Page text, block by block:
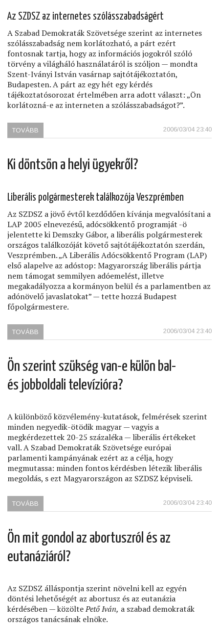
Az SZDSZ az internetes szólásszabadságért
A Szabad Demokraták Szövetsége szerint az internetes
szólásszabadság nem korlátozható, a párt ezért
fontosnak tartja, hogy az információs jogokról szóló
törvény a világháló használatáról is szóljon — mondta
Szent-Iványi István vasárnap sajtótájékoztatón,
Budapesten. A párt az egy hét egy kérdés
tájékoztatósorozat értelmében arra adott választ: „Ön
korlátozná-e az interneten a szólásszabadságot?”.
2006/03/04 23:40
TOVÁBB
KORLÁTOZNÁ-
INTERNETEN
Ki döntsön a helyi ügyekről?
Liberális polgármesterek találkozója Veszprémben
Az SZDSZ a jövő évtől kezdődően kívánja megvalósítani a
LAP 2005 elnevezésű, adócsökkentő programját -ö
jelentette ki Demszky Gábor, a liberális polgármesterek
országos találkozóját követő sajtótájékoztatón szerdán,
Veszprémben. „A Liberális Adócsökkentő Program (LAP)
első alapelve az adóstop: Magyarország liberális pártja
nem támogat semmilyen adóemelést, illetve
megakadályozza a kormányon belül és a parlamentben az
adónövelő javaslatokat” — tette hozzá Budapest
főpolgármestere.
2006/03/04 23:40
TOVÁBB
DÖNTSÖN
ÜGYEKRŐL?)
Ön szerint szükség van-e külön bal-
és jobboldali televízióra?
A különböző közvélemény-kutatások, felmérések szerint
minden negyedik-ötödik magyar — vagyis a
megkérdezettek 20-25 százaléka — liberális értékeket
vall. A Szabad Demokraták Szövetsége európai
parlamenti kampányának ezért az a célja, hogy
megmutassa: minden fontos kérdésben létezik liberális
megoldás, s ezt Magyarországon az SZDSZ képviseli.
2006/03/04 23:40
TOVÁBB
SZERINT
E
KÜLÖN
BAL-
ÉS
Ön mit gondol az abortuszról és az
eutanáziáról?
Az SZDSZ álláspontja szerint növelni kell az egyén
döntési lehetőségét az abortusz és az eutanázia
kérdésében — közöltePető Iván, a szabad demokraták
országos tanácsának elnöke.